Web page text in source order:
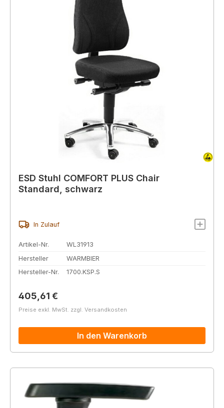
ESD Stuhl COMFORT PLUS Chair
Standard, schwarz
In Zulauf
Artikel-Nr.
WL31913
Hersteller
WARMBIER
Hersteller-Nr.
1700.KSP.S
Regulärer Preis:
405,61 €
Preise exkl. MwSt. zzgl. Versandkosten
In den Warenkorb